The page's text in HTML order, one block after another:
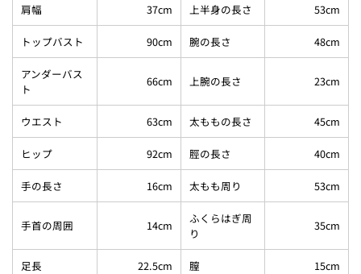
肩幅 37cm 上半身の長さ 53cm
トップバスト 90cm 腕の長さ 48cm
アンダーバス
ト
66cm 上腕の長さ 23cm
ウエスト 63cm 太ももの長さ 45cm
ヒップ 92cm 脛の長さ 40cm
手の長さ 16cm 太もも周り 53cm
手首の周囲 14cm
ふくらはぎ周
り
35cm
足長 22.5cm 膣 15cm